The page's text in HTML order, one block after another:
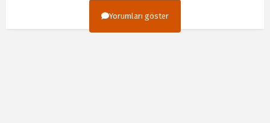
Yorumları göster